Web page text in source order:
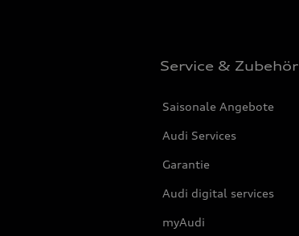
Service & Zubehör
Saisonale Angebote
Audi Services
Garantie
Audi digital services
myAudi